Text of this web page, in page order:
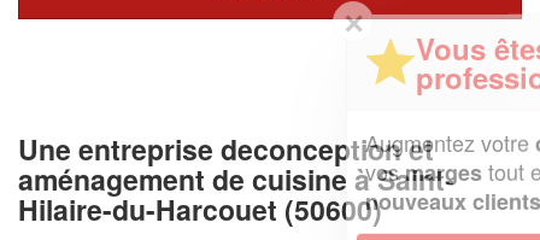
Une entreprise deconception et
aménagement de cuisine à Saint-
Hilaire-du-Harcouet (50600)
✕
Vous êtes un
professionnel ?
Augmentez votrechiffre d'affaireset
vosmargestout en gagnant de
nouveaux clients!